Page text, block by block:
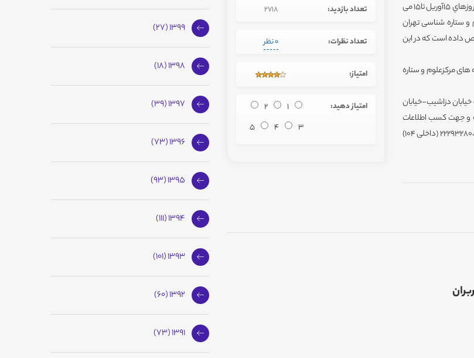
تاریخچه هفته جهانی نجوم: اين مراسم در سراسر جهان برگزار می گردد وهر سال يکي از روزهاي ‎15آوريل تا‎ 15می
ستاره شناسی تهران
نجوم اختصاص داده است که در این
های مرکزعلوم و ستاره
دزاشیب-خیابان
تهران مراجعه و جهت کسب اطلاعات
بیشتر به سایت مرکز علوم http://sactehran.ir مراجعه و یا با شماره تلفنهای 22293280،22292246 (داخلی 104)
تعداد بازدید: 2718
تعداد نظرات: 0 نظر
امتیاز:
امتیاز دهید: 1
2
3
4
5
1399 (27)
1398 (18)
1397 (39)
1396 (73)
1395 (93)
1394 (111)
1393 (101)
1392 (60)
1391 (73)